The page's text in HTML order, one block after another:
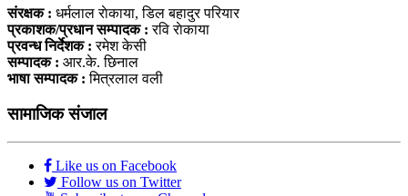
संरक्षक : धर्मलाल राेकाया, डिल बहादुर परियार
प्रकाशक/प्रधान सम्पादक : रवि राेकाया
प्रवन्ध निर्देशक : रमेश केसी
सम्पादक : आर.के. छिनाल
भाषा सम्पादक : मित्रलाल वली
सामाजिक संजाल
Like us on Facebook
Follow us on Twitter